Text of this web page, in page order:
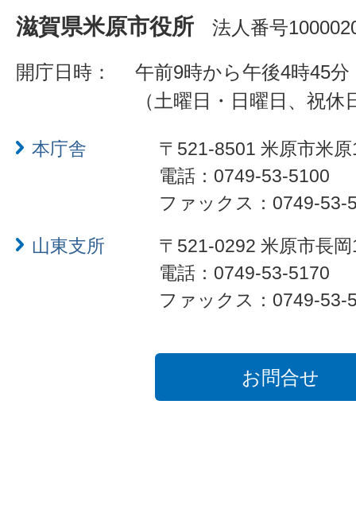
滋賀県米原市役所 法人番号
開庁日時：
午前9時から午後4時45分
（土曜日・日曜日、祝
本庁舎
〒521-8501 米原市米
電話：0749-53-5100
ファックス：0749-53-
山東支所
〒521-0292 米原市長
電話：0749-53-5170
ファックス：0749-53-
お問合せ